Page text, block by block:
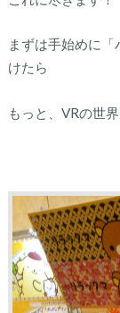
まずは手始めに
けたら
もっと、VRの世